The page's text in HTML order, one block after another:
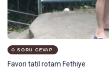
Teatro
Ayntab:
Bir
fazlası
Kültür &
Sanat
SORU CEVAP
Favori tatil rotam Fethiye